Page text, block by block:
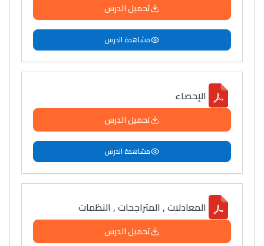
تحميل الدرس
مشاهدة الدرس
الإحصاء
تحميل الدرس
مشاهدة الدرس
المعادلات , المتراجحات , النظمات
تحميل الدرس